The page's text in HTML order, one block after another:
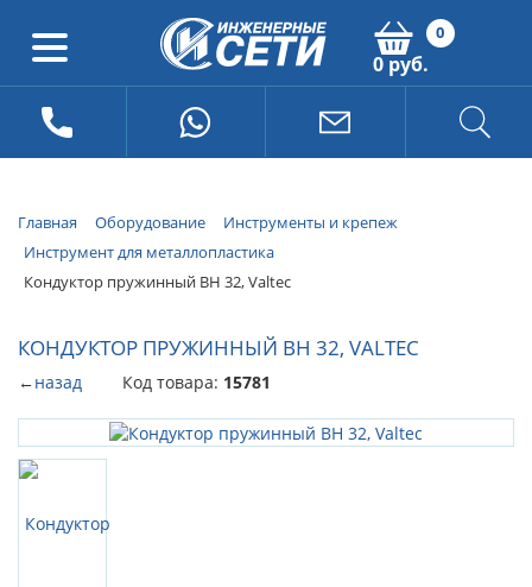
0
0 руб.
Главная Оборудование
Инструменты и крепеж
Инструмент для металлопластика
Кондуктор пружинный ВН 32, Valtec
КОНДУКТОР ПРУЖИННЫЙ ВН 32, VALTEC
←назад Код товара: 15781